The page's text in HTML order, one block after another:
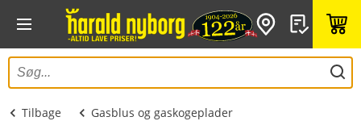
Tilbage Gasblus og gaskogeplader